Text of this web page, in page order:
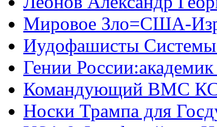
Мировое Зло=США-
Иудофашисты
Гении
Командующий ВМС
Носки Трампа для